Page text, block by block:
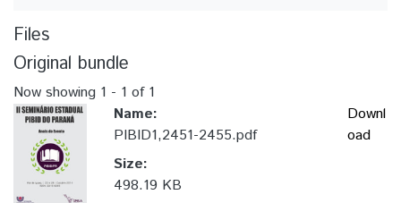
Files
Original bundle
Now showing 1 - 1 of 1
Name:
PIBID1,2451-2455.pdf
Size:
498.19 KB
Downl
oad